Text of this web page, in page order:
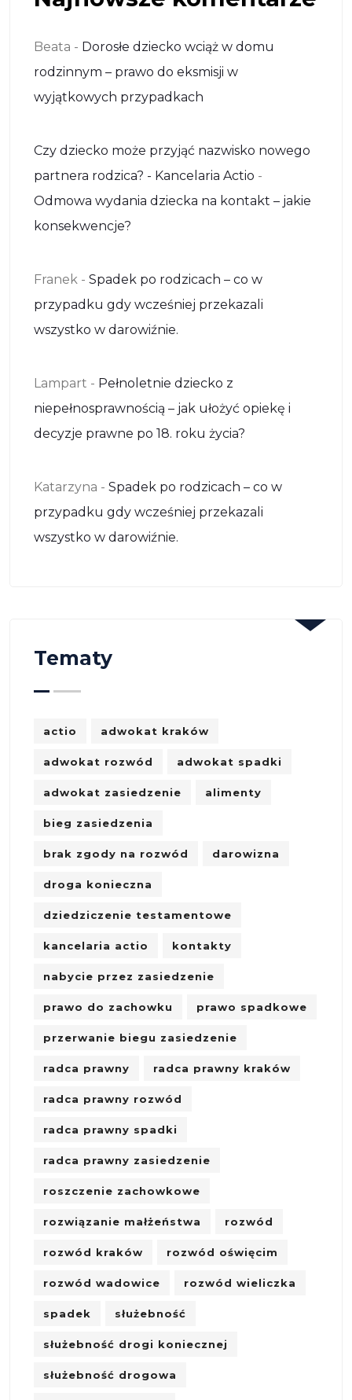
Beata - Dorosłe dziecko wciąż w domu
rodzinnym – prawo do eksmisji w
wyjątkowych przypadkach
Czy dziecko może przyjąć nazwisko nowego
partnera rodzica? - Kancelaria Actio -
Odmowa wydania dziecka na kontakt – jakie
konsekwencje?
Franek - Spadek po rodzicach – co w
przypadku gdy wcześniej przekazali
wszystko w darowiźnie.
Lampart - Pełnoletnie dziecko z
niepełnosprawnością – jak ułożyć opiekę i
decyzje prawne po 18. roku życia?
Katarzyna - Spadek po rodzicach – co w
przypadku gdy wcześniej przekazali
wszystko w darowiźnie.
Tematy
actio adwokat kraków
adwokat rozwód adwokat spadki
adwokat zasiedzenie alimenty
bieg zasiedzenia
brak zgody na rozwód darowizna
droga konieczna
dziedziczenie testamentowe
kancelaria actio kontakty
nabycie przez zasiedzenie
prawo do zachowku prawo spadkowe
przerwanie biegu zasiedzenie
radca prawny radca prawny kraków
radca prawny rozwód
radca prawny spadki
radca prawny zasiedzenie
roszczenie zachowkowe
rozwiązanie małżeństwa rozwód
rozwód kraków rozwód oświęcim
rozwód wadowice rozwód wieliczka
spadek służebność
służebność drogi koniecznej
służebność drogowa